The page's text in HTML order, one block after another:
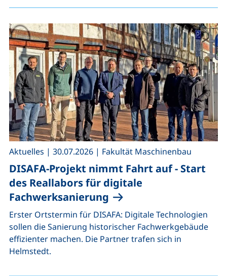
DISAFA-Projekt nimmt Fahrt auf - Start
des Reallabors für digitale
Fachwerksanierung
Aktuelles | 30.07.2026 | Fakultät Maschinenbau
Erster Ortstermin für DISAFA: Digitale Technologien
sollen die Sanierung historischer Fachwerkgebäude
effizienter machen. Die Partner trafen sich in
Helmstedt.